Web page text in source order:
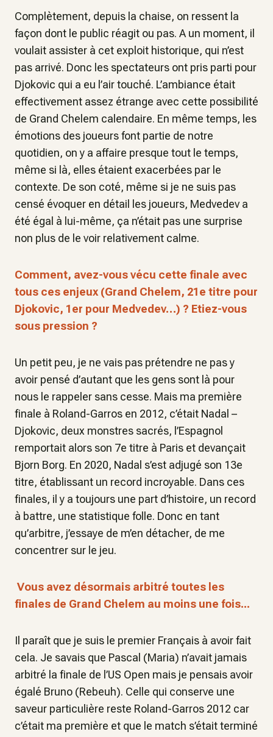
Complètement, depuis la chaise, on ressent la
façon dont le public réagit ou pas. A un moment, il
voulait assister à cet exploit historique, qui n’est
pas arrivé. Donc les spectateurs ont pris parti pour
Djokovic qui a eu l’air touché. L’ambiance était
effectivement assez étrange avec cette possibilité
de Grand Chelem calendaire. En même temps, les
émotions des joueurs font partie de notre
quotidien, on y a affaire presque tout le temps,
même si là, elles étaient exacerbées par le
contexte. De son coté, même si je ne suis pas
censé évoquer en détail les joueurs, Medvedev a
été égal à lui-même, ça n’était pas une surprise
non plus de le voir relativement calme.
Comment, avez-vous vécu cette finale avec
tous ces enjeux (Grand Chelem, 21e titre pour
Djokovic, 1er pour Medvedev…) ? Etiez-vous
sous pression ?
Un petit peu, je ne vais pas prétendre ne pas y
avoir pensé d’autant que les gens sont là pour
nous le rappeler sans cesse. Mais ma première
finale à Roland-Garros en 2012, c’était Nadal –
Djokovic, deux monstres sacrés, l’Espagnol
remportait alors son 7e titre à Paris et devançait
Bjorn Borg. En 2020, Nadal s’est adjugé son 13e
titre, établissant un record incroyable. Dans ces
finales, il y a toujours une part d’histoire, un record
à battre, une statistique folle. Donc en tant
qu’arbitre, j’essaye de m’en détacher, de me
concentrer sur le jeu.
Vous avez désormais arbitré toutes les
finales de Grand Chelem au moins une fois...
Il paraît que je suis le premier Français à avoir fait
cela. Je savais que Pascal (Maria) n’avait jamais
arbitré la finale de l’US Open mais je pensais avoir
égalé Bruno (Rebeuh). Celle qui conserve une
saveur particulière reste Roland-Garros 2012 car
c’était ma première et que le match s’était terminé